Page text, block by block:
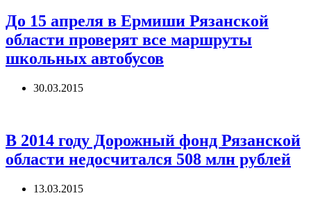
До 15 апреля в Ермиши Рязанской
области проверят все маршруты
школьных автобусов
30.03.2015
В 2014 году Дорожный фонд Рязанской
области недосчитался 508 млн рублей
13.03.2015